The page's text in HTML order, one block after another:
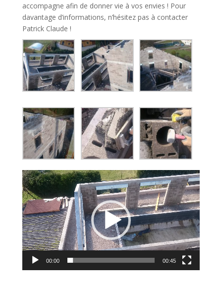
accompagne afin de donner vie à vos envies ! Pour
davantage d’informations, n’hésitez pas à contacter
Patrick Claude !
Lecteur
vidéo
00:00 00:45